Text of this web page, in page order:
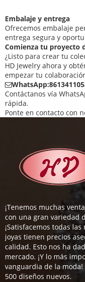
Embalaje y entrega
Ofrecemos embalaje
entrega segura y
Comienza tu proyecto
¿Listo para crear tu
HD Jewelry ahora y
empezar tu
Contáctanos vía
rápida.
Ponte en contacto con
¡Tenemos muchas
con una gran variedad
¡Satisfacemos todas
joyas tienen precios
calidad. Esto nos ha
mercado. ¡Y lo más
vanguardia de la
500 diseños nuevos.